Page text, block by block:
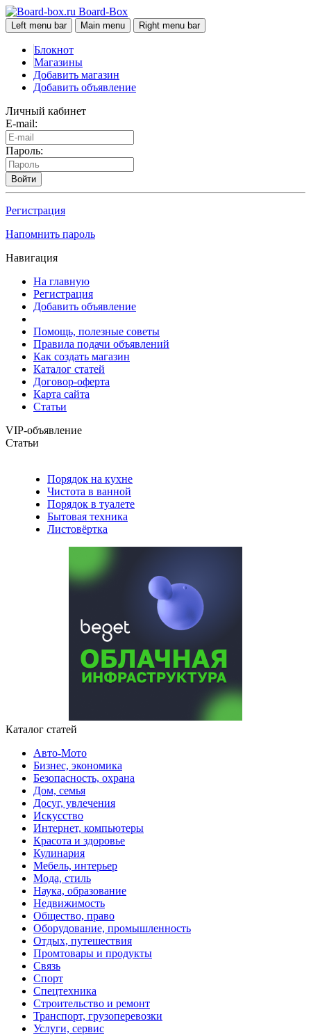
Board-Box
Left menu bar Main menu Right menu bar
Блокнот
Магазины
Добавить магазин
Добавить объявление
Личный кабинет
E-mail:
Пароль:
Войти
Регистрация
Напомнить пароль
Навигация
На главную
Регистрация
Добавить объявление
Помощь, полезные советы
Правила подачи объявлений
Как создать магазин
Каталог статей
Договор-оферта
Карта сайта
Статьи
VIP-объявление
Статьи
Порядок на кухне
Чистота в ванной
Порядок в туалете
Бытовая техника
Листовёртка
Каталог статей
Авто-Мото
Бизнес, экономика
Безопасность, охрана
Дом, семья
Досуг, увлечения
Искусство
Интернет, компьютеры
Красота и здоровье
Кулинария
Мебель, интерьер
Мода, стиль
Наука, образование
Недвижимость
Общество, право
Оборудование, промышленность
Отдых, путешествия
Промтовары и продукты
Связь
Спорт
Спецтехника
Строительство и ремонт
Транспорт, грузоперевозки
Услуги, сервис